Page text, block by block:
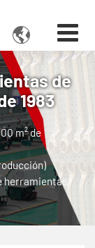

de
1983
m² de
herramientas